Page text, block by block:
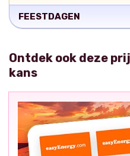
FEESTDAGEN
Ontdek ook deze
kans